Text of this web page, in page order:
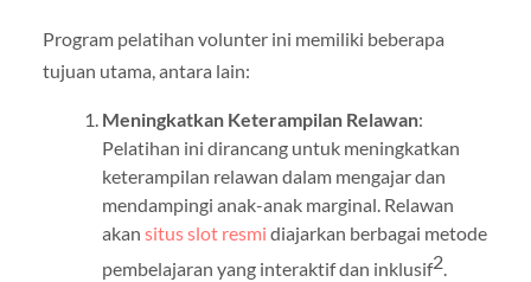
Program pelatihan volunter ini memiliki beberapa
tujuan utama, antara lain:
Meningkatkan Keterampilan Relawan:
Pelatihan ini dirancang untuk meningkatkan
keterampilan relawan dalam mengajar dan
mendampingi anak-anak marginal. Relawan
akan situs slot resmi diajarkan berbagai metode
pembelajaran yang interaktif dan inklusif2.